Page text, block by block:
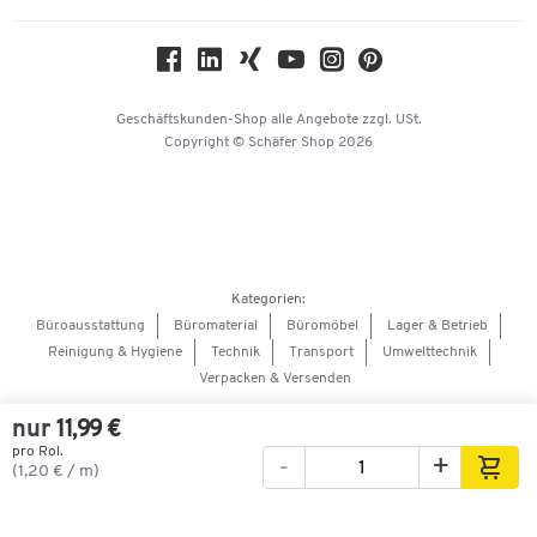
nur 11,99 €
pro Rol.
(1,20 € / m) - +
Bilder 360°-Ansicht
KinderHerz Zukunftsfonds
Barrierefreiheitserklärung
Onlinebewerbung Lieferant
Geschäftskunden-Shop alle Angebote zzgl. USt.
Copyright © Schäfer Shop 2026
Kategorien:
Büroausstattung
Büromaterial Büromöbel
Lager & Betrieb
Reinigung & Hygiene
Technik Transport
Umwelttechnik
Verpacken & Versenden